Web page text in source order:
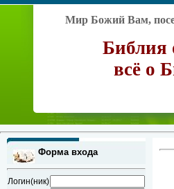
Мир Божий Вам,
Библия
всё о
Форма входа
Логин(ник)